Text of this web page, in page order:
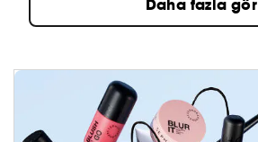
Daha fazla gör